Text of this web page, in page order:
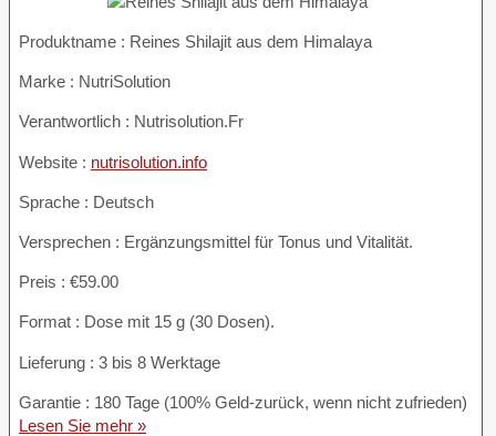
Produktname : Reines Shilajit aus dem Himalaya
Marke : NutriSolution
Verantwortlich : Nutrisolution.Fr
Website : nutrisolution.info
Sprache : Deutsch
Versprechen : Ergänzungsmittel für Tonus und Vitalität.
Preis : €59.00
Format : Dose mit 15 g (30 Dosen).
Lieferung : 3 bis 8 Werktage
Garantie : 180 Tage (100% Geld-zurück, wenn nicht zufrieden)
Lesen Sie mehr »